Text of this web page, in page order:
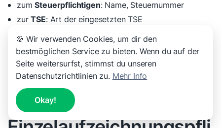
zumSteuerpflichtigen: Name, Steuernummer
zurTSE: Art der eingesetzten TSE
zurKasse
: Art, Anzahl, Seriennummer, bei
Inbetriebnahme das Anschaffungsdatum bzw bei
Außerbetriebnahme das Datum der
Außerbetriebnahme
🍪 Wir verwenden Cookies, um dir den
bestmöglichen Service zu bieten. Wenn du auf der
Seite weitersurfst, stimmst du unseren
Datenschutzrichtlinien zu. Mehr Info
Okay!